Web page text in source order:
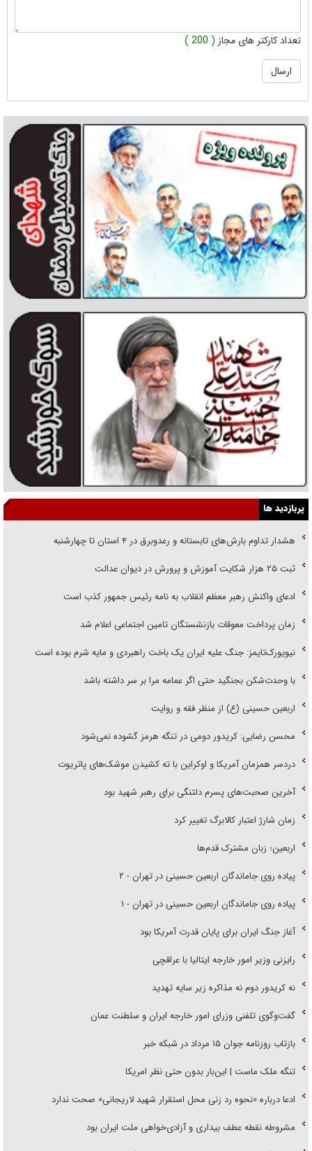
تعداد کارکتر های مجاز ( 200 )
پربازدید ها
هشدار تداوم بارش‌های تابستانه و رعدوبرق در ۴ استان تا چهارشنبه
ثبت ۲۵ هزار شکایت آموزش و پرورش در دیوان عدالت
ادعای واکنش رهبر معظم انقلاب به نامه رئیس جمهور کذب است
زمان پرداخت معوقات بازنشستگان تامین اجتماعی اعلام شد
نیویورک‌تایمز: جنگ علیه ایران یک باخت راهبردی و مایه شرم بوده است
با وحدت‌شکن بجنگید حتی اگر عمامه مرا بر سر داشته باشد
اربعین حسینی (ع) از منظر فقه و روایت
محسن رضایی: کریدور دومی در تنگه هرمز گشوده نمی‌شود
دردسر همزمان آمریکا و اوکراین با ته کشیدن موشک‌های پاتریوت
آخرین صحبت‌های پسرم دلتنگی برای رهبر شهید بود
زمان شارژ اعتبار کالابرگ تغییر کرد
اربعین؛ زبان مشترک قدم‌ها
پیاده روی جاماندگان اربعین حسینی در تهران - ۲
پیاده روی جاماندگان اربعین حسینی در تهران - ۱
آغاز جنگ ایران برای پایان قدرت آمریکا بود
رایزنی وزیر امور خارجه ایتالیا با عراقچی
نه کریدور دوم نه مذاکره زیر سایه تهدید
گفت‌وگوی تلفنی وزرای امور خارجه ایران و سلطنت عمان
بازتاب روزنامه جوان ۱۵ مرداد در شبکه خبر
تنگه ملک ماست | این‌بار بدون حتی نظر امریکا
ادعا درباره «نحوه رد زنی محل استقرار شهید لاریجانی» صحت ندارد
مشروطه نقطه عطف بیداری و آزادی‌خواهی ملت ایران بود